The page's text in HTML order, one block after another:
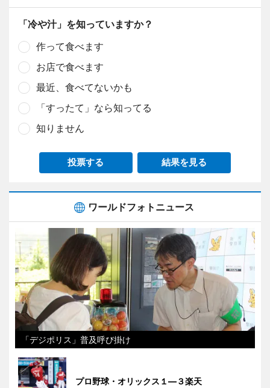
「冷や汁」を知っていますか？
作って食べます
お店で食べます
最近、食べてないかも
「すったて」なら知ってる
知りません
投票する 結果を見る
ワールドフォトニュース
「デジポリス」普及呼び掛け
プロ野球・オリックス１―３楽天